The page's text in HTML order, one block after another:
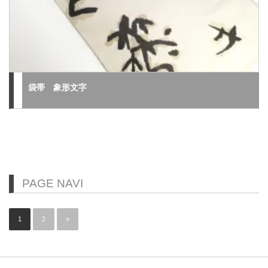
袋帯 象形文字
PAGE NAVI
1 2 »